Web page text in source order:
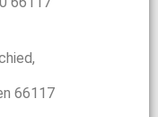
66117